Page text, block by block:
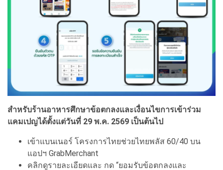
สำหรับร้านอาหารศึกษาข้อตกลงและเงื่อนไขการเข้าร่วม
แคมเปญได้ตั้งแต่วันที่ 29 พ.ค. 2569 เป็นต้นไป
เข้าแบนเนอร์ โครงการไทยช่วยไทยพลัส 60/40 บน
แอปฯ GrabMerchant
คลิกดูรายละเอียดและ กด “ยอมรับข้อตกลงและ